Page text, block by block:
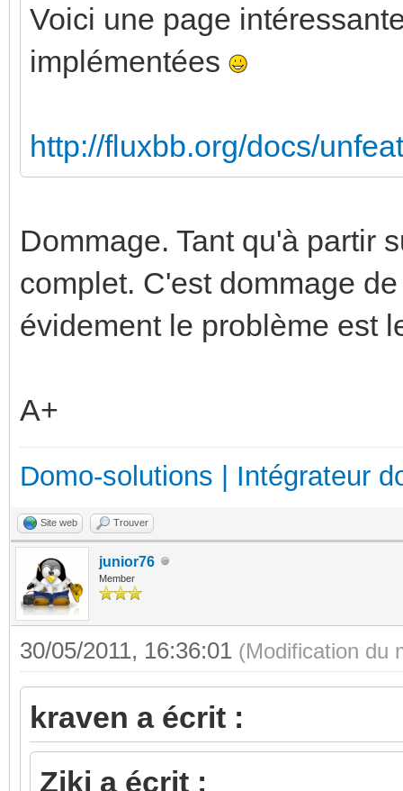
Voici une page
implémentées
http://fluxbb.org/docs/
Dommage. Tant qu'à partir
complet. C'est dommage
évidement le problème est
A+
Domo-solutions | Intégrateur
Site web Trouver
junior76
Member
30/05/2011, 16:36:01 (Modification du
kraven a écrit :
Ziki a écrit :